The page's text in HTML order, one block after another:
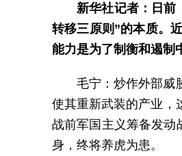
新华社记者：日前
转移三原则”的本质。
能力是为了制衡和遏制
毛宁：炒作外部威
使其重新武装的产业，
战前军国主义筹备发动
身，终将养虎为患。